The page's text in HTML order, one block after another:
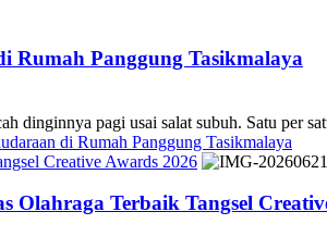
Rumah Panggung Tasikmalaya
pagi usai salat subuh. Satu per
di Rumah Panggung Tasikmalaya
Creative Awards 2026
Terbaik Tangsel